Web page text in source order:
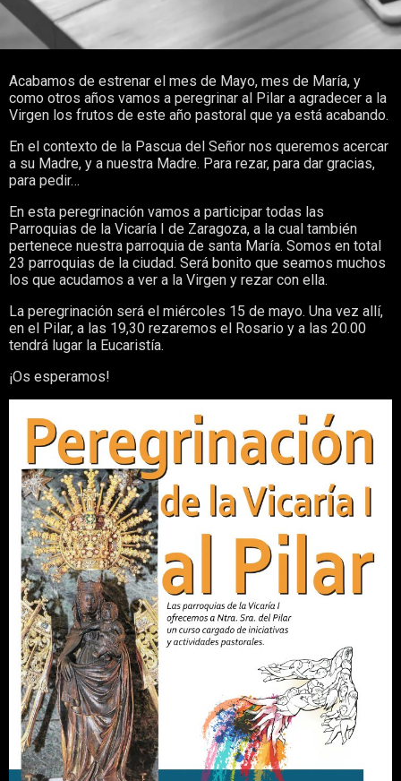
Acabamos de estrenar el mes de Mayo, mes de María, y
como otros años vamos a peregrinar al Pilar a agradecer a la
Virgen los frutos de este año pastoral que ya está acabando.
En el contexto de la Pascua del Señor nos queremos acercar
a su Madre, y a nuestra Madre. Para rezar, para dar gracias,
para pedir…
En esta peregrinación vamos a participar todas las
Parroquias de la Vicaría I de Zaragoza, a la cual también
pertenece nuestra parroquia de santa María. Somos en total
23 parroquias de la ciudad. Será bonito que seamos muchos
los que acudamos a ver a la Virgen y rezar con ella.
La peregrinación será el miércoles 15 de mayo. Una vez allí,
en el Pilar, a las 19,30 rezaremos el Rosario y a las 20.00
tendrá lugar la Eucaristía.
¡Os esperamos!